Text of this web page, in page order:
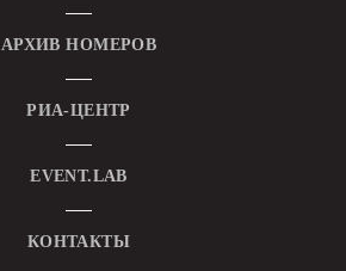
АРХИВ НОМЕРОВ
РИА-ЦЕНТР
EVENT.LAB
КОНТАКТЫ